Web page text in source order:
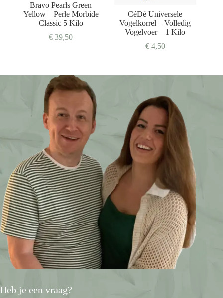
Bravo Pearls Green
Yellow – Perle Morbide
Classic 5 Kilo
€ 39,50
CéDé Universele
Vogelkorrel – Volledig
Vogelvoer – 1 Kilo
€4,50
Heb je een vraag?